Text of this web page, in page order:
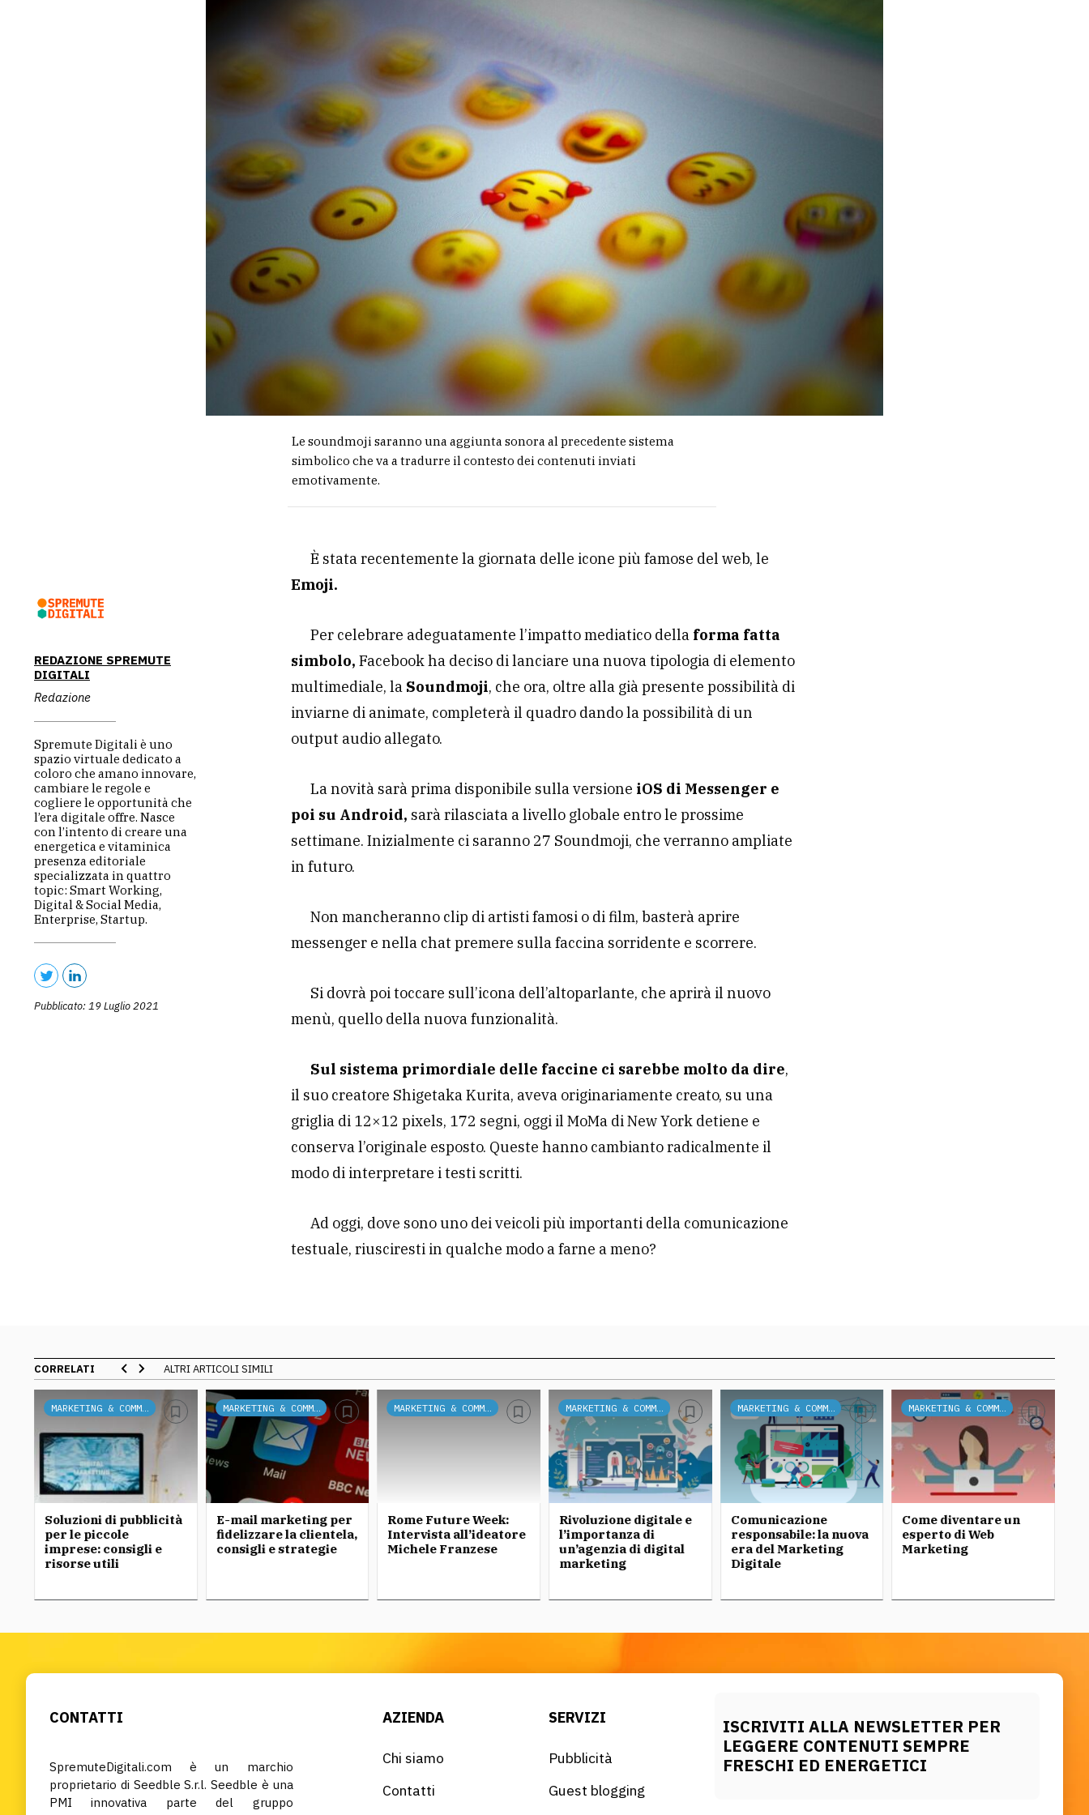
Le soundmoji saranno una aggiunta sonora al precedente sistema
simbolico che va a tradurre il contesto dei contenuti inviati
emotivamente.
REDAZIONE SPREMUTE
DIGITALI
Redazione
Spremute Digitali è uno
spazio virtuale dedicato a
coloro che amano innovare,
cambiare le regole e
cogliere le opportunità che
l’era digitale offre. Nasce
con l’intento di creare una
energetica e vitaminica
presenza editoriale
specializzata in quattro
topic: Smart Working,
Digital & Social Media,
Enterprise, Startup.
Pubblicato: 19 Luglio 2021
È stata recentemente la giornata delle icone più famose del web, le
Emoji.
Per celebrare adeguatamente l’impatto mediatico della forma fatta
simbolo, Facebook ha deciso di lanciare una nuova tipologia di elemento
multimediale, la Soundmoji, che ora, oltre alla già presente possibilità di
inviarne di animate, completerà il quadro dando la possibilità di un
output audio allegato.
La novità sarà prima disponibile sulla versione iOS di Messenger e
poi su Android, sarà rilasciata a livello globale entro le prossime
settimane. Inizialmente ci saranno 27 Soundmoji, che verranno ampliate
in futuro.
Non mancheranno clip di artisti famosi o di film, basterà aprire
messenger e nella chat premere sulla faccina sorridente e scorrere.
Si dovrà poi toccare sull’icona dell’altoparlante, che aprirà il nuovo
menù, quello della nuova funzionalità.
Sul sistema primordiale delle faccine ci sarebbe molto da dire,
il suo creatore Shigetaka Kurita, aveva originariamente creato, su una
griglia di 12×12 pixels, 172 segni, oggi il MoMa di New York detiene e
conserva l’originale esposto. Queste hanno cambianto radicalmente il
modo di interpretare i testi scritti.
Ad oggi, dove sono uno dei veicoli più importanti della comunicazione
testuale, riusciresti in qualche modo a farne a meno?
CORRELATI ALTRI ARTICOLI SIMILI
MARKETING & COMMUNICATION
Soluzioni di pubblicità
per le piccole
imprese: consigli e
risorse utili
MARKETING & COMMUNICATION
E-mail marketing per
fidelizzare la clientela,
consigli e strategie
MARKETING & COMMUNICATION
Rome Future Week:
Intervista all’ideatore
Michele Franzese
MARKETING & COMMUNICATION
Rivoluzione digitale e
l’importanza di
un’agenzia di digital
marketing
MARKETING & COMMUNICATION
Comunicazione
responsabile: la nuova
era del Marketing
Digitale
MARKETING & COMMUNICATION
Come diventare un
esperto di Web
Marketing
CONTATTI
SpremuteDigitali.com è un marchio
proprietario di Seedble S.r.l. Seedble è una
PMI innovativa parte del gruppo
AZIENDA
Chi siamo
Contatti
SERVIZI
Pubblicità
Guest blogging
ISCRIVITI ALLA NEWSLETTER PER
LEGGERE CONTENUTI SEMPRE
FRESCHI ED ENERGETICI